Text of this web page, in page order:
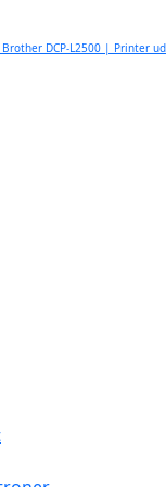
DCP-L2500 | Printer